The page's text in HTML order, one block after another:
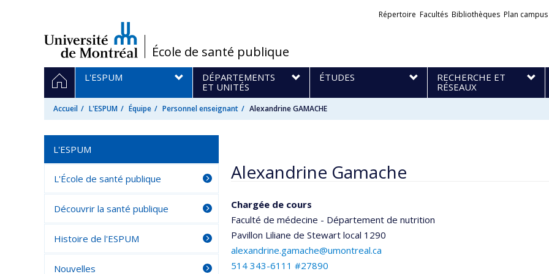
/École de santé publique
Liens
Répertoire Facultés Bibliothèques Plan campus
Navigation
principale
ACCUEIL
L'ESPUM
DÉPARTEMENTS
ET UNITÉS
ÉTUDES
RECHERCHE ET
RÉSEAUX
Accueil L'ESPUM Équipe Personnel enseignant Alexandrine GAMACHE
Alexandrine Gamache
Chargée de cours
Faculté de médecine - Département de nutrition
Pavillon Liliane de Stewart local 1290
alexandrine.gamache@umontreal.ca
514 343-6111 #27890
L'ESPUM
L'École de santé publique
Découvrir la santé publique
Histoire de l'ESPUM
Nouvelles